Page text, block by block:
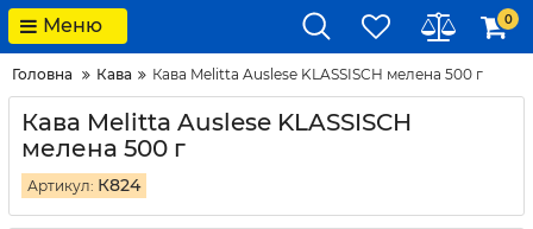
Меню 0
Головна Кава Кава Melitta Auslese KLASSISCH мелена 500 г
Кава Melitta Auslese KLASSISCH
мелена 500 г
Артикул: К824